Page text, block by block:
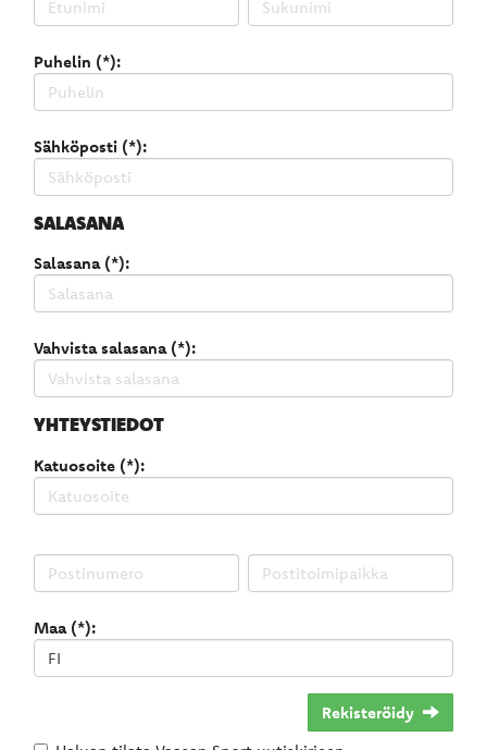
Puhelin (*):
Sähköposti (*):
SALASANA
Salasana (*):
Vahvista salasana (*):
YHTEYSTIEDOT
Katuosoite (*):
Maa (*):
Rekisteröidy